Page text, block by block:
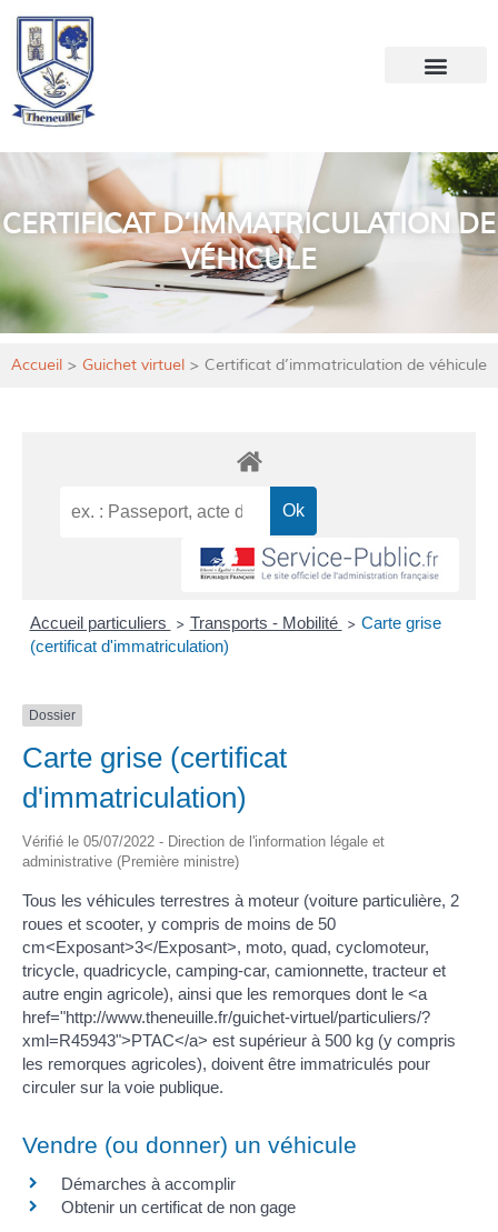
CERTIFICAT D’IMMATRICULATION DE
VÉHICULE
Accueil > Guichet virtuel > Certificat d’immatriculation de véhicule
Accueil particuliers > Transports - Mobilité > Carte grise
(certificat d'immatriculation)
Dossier
Carte grise (certificat
d'immatriculation)
Vérifié le 05/07/2022 - Direction de l'information légale et
administrative (Première ministre)
Tous les véhicules terrestres à moteur (voiture particulière, 2
roues et scooter, y compris de moins de 50
cm<Exposant>3</Exposant>, moto, quad, cyclomoteur,
tricycle, quadricycle, camping-car, camionnette, tracteur et
autre engin agricole), ainsi que les remorques dont le <a
href="http://www.theneuille.fr/guichet-virtuel/particuliers/?
xml=R45943">PTAC</a> est supérieur à 500 kg (y compris
les remorques agricoles), doivent être immatriculés pour
circuler sur la voie publique.
Vendre (ou donner) un véhicule
Démarches à accomplir
Obtenir un certificat de non gage